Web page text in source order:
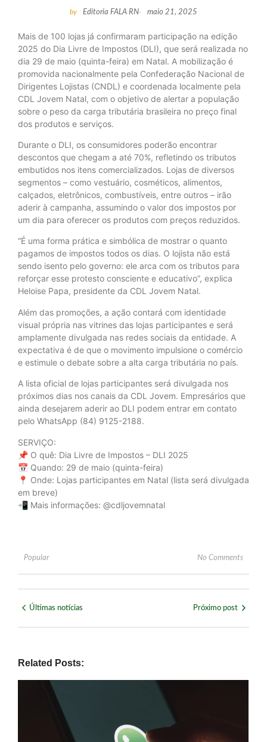
by Editoria FALA RN- maio 21, 2025
Mais de 100 lojas já confirmaram participação na edição
2025 do Dia Livre de Impostos (DLI), que será realizada no
dia 29 de maio (quinta-feira) em Natal. A mobilização é
promovida nacionalmente pela Confederação Nacional de
Dirigentes Lojistas (CNDL) e coordenada localmente pela
CDL Jovem Natal, com o objetivo de alertar a população
sobre o peso da carga tributária brasileira no preço final
dos produtos e serviços.
Durante o DLI, os consumidores poderão encontrar
descontos que chegam a até 70%, refletindo os tributos
embutidos nos itens comercializados. Lojas de diversos
segmentos – como vestuário, cosméticos, alimentos,
calçados, eletrônicos, combustíveis, entre outros – irão
aderir à campanha, assumindo o valor dos impostos por
um dia para oferecer os produtos com preços reduzidos.
“É uma forma prática e simbólica de mostrar o quanto
pagamos de impostos todos os dias. O lojista não está
sendo isento pelo governo: ele arca com os tributos para
reforçar esse protesto consciente e educativo”, explica
Heloise Papa, presidente da CDL Jovem Natal.
Além das promoções, a ação contará com identidade
visual própria nas vitrines das lojas participantes e será
amplamente divulgada nas redes sociais da entidade. A
expectativa é de que o movimento impulsione o comércio
e estimule o debate sobre a alta carga tributária no país.
A lista oficial de lojas participantes será divulgada nos
próximos dias nos canais da CDL Jovem. Empresários que
ainda desejarem aderir ao DLI podem entrar em contato
pelo WhatsApp (84) 9125-2188.
SERVIÇO:
📌 O quê: Dia Livre de Impostos – DLI 2025
📅 Quando: 29 de maio (quinta-feira)
📍 Onde: Lojas participantes em Natal (lista será divulgada
em breve)
📲 Mais informações: @cdljovemnatal
Popular No Comments
Últimas notícias Próximo post
Related Posts: